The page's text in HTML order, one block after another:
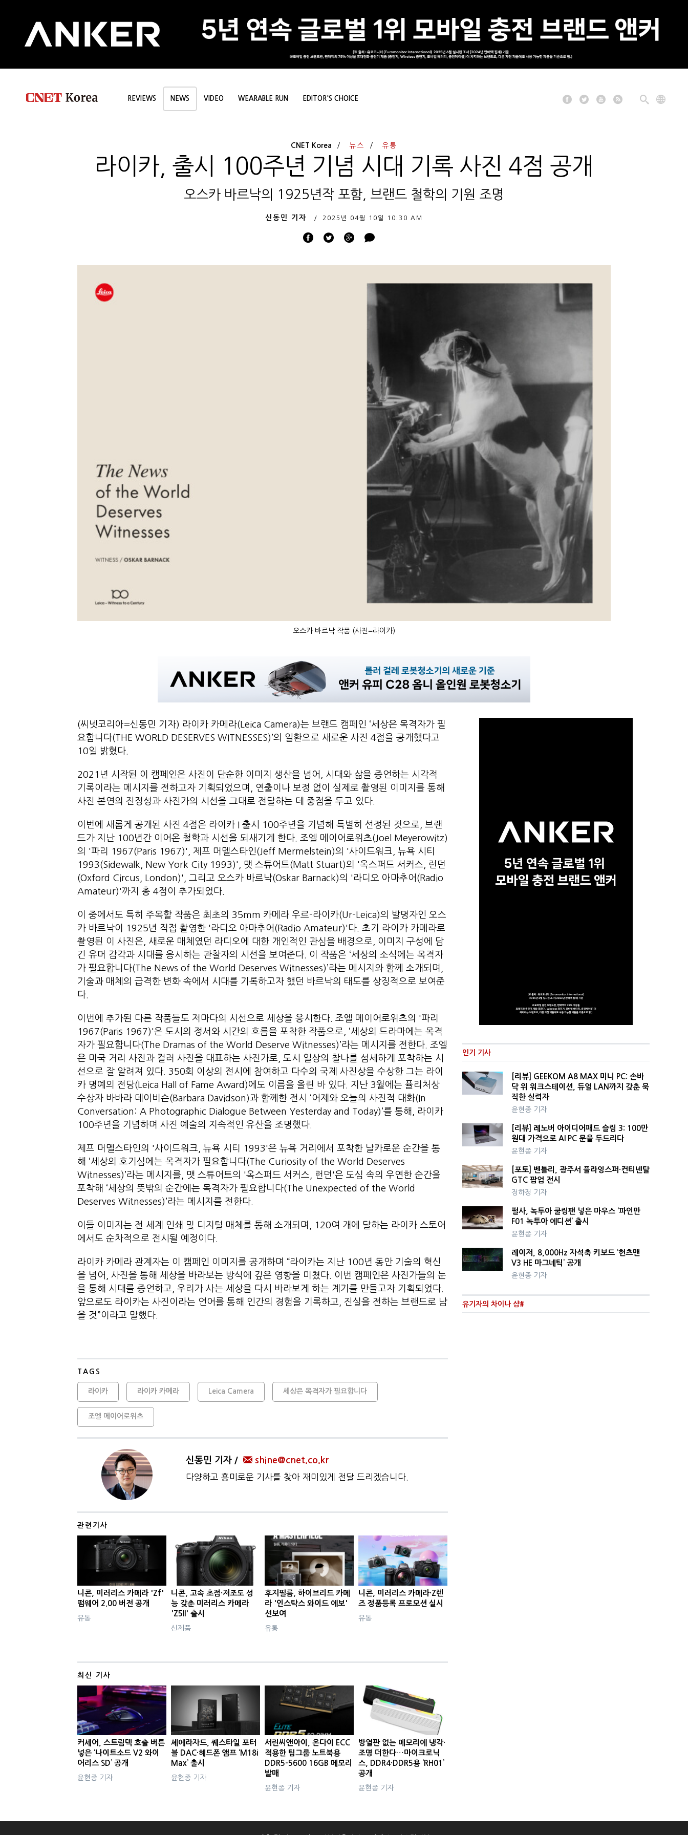
REVIEWS NEWS VIDEO WEARABLE RUN EDITOR'S CHOICE
CNET Korea 뉴스 유통
라이카, 출시 100주년 기념 시대 기록 사진 4점 공개
오스카 바르낙의 1925년작 포함, 브랜드 철학의 기원 조명
신동민 기자 2025년 04월 10일 10:30 AM
오스카 바르낙 작품 (사진=라이카)
(씨넷코리아=신동민 기자) 라이카 카메라(Leica Camera)는 브랜드 캠페인 ‘세상은 목격자가 필
요합니다(THE WORLD DESERVES WITNESSES)’의 일환으로 새로운 사진 4점을 공개했다고
10일 밝혔다.
2021년 시작된 이 캠페인은 사진이 단순한 이미지 생산을 넘어, 시대와 삶을 증언하는 시각적
기록이라는 메시지를 전하고자 기획되었으며, 연출이나 보정 없이 실제로 촬영된 이미지를 통해
사진 본연의 진정성과 사진가의 시선을 그대로 전달하는 데 중점을 두고 있다.
이번에 새롭게 공개된 사진 4점은 라이카 I 출시 100주년을 기념해 특별히 선정된 것으로, 브랜
드가 지난 100년간 이어온 철학과 시선을 되새기게 한다. 조엘 메이어로위츠(Joel Meyerowitz)
의 '파리 1967(Paris 1967)', 제프 머멜스타인(Jeff Mermelstein)의 '사이드워크, 뉴욕 시티
1993(Sidewalk, New York City 1993)', 맷 스튜어트(Matt Stuart)의 '옥스퍼드 서커스, 런던
(Oxford Circus, London)', 그리고 오스카 바르낙(Oskar Barnack)의 '라디오 아마추어(Radio
Amateur)'까지 총 4점이 추가되었다.
이 중에서도 특히 주목할 작품은 최초의 35mm 카메라 우르-라이카(Ur-Leica)의 발명자인 오스
카 바르낙이 1925년 직접 촬영한 '라디오 아마추어(Radio Amateur)'다. 초기 라이카 카메라로
촬영된 이 사진은, 새로운 매체였던 라디오에 대한 개인적인 관심을 배경으로, 이미지 구성에 담
긴 유머 감각과 시대를 응시하는 관찰자의 시선을 보여준다. 이 작품은 ‘세상의 소식에는 목격자
가 필요합니다(The News of the World Deserves Witnesses)’라는 메시지와 함께 소개되며,
기술과 매체의 급격한 변화 속에서 시대를 기록하고자 했던 바르낙의 태도를 상징적으로 보여준
다.
이번에 추가된 다른 작품들도 저마다의 시선으로 세상을 응시한다. 조엘 메이어로위츠의 '파리
1967(Paris 1967)'은 도시의 정서와 시간의 흐름을 포착한 작품으로, ‘세상의 드라마에는 목격
자가 필요합니다(The Dramas of the World Deserve Witnesses)’라는 메시지를 전한다. 조엘
은 미국 거리 사진과 컬러 사진을 대표하는 사진가로, 도시 일상의 찰나를 섬세하게 포착하는 시
선으로 잘 알려져 있다. 350회 이상의 전시에 참여하고 다수의 국제 사진상을 수상한 그는 라이
카 명예의 전당(Leica Hall of Fame Award)에도 이름을 올린 바 있다. 지난 3월에는 퓰리처상
수상자 바바라 데이비슨(Barbara Davidson)과 함께한 전시 ‘어제와 오늘의 사진적 대화(In
Conversation: A Photographic Dialogue Between Yesterday and Today)’를 통해, 라이카
100주년을 기념하며 사진 예술의 지속적인 유산을 조명했다.
제프 머멜스타인의 '사이드워크, 뉴욕 시티 1993'은 뉴욕 거리에서 포착한 날카로운 순간을 통
해 ‘세상의 호기심에는 목격자가 필요합니다(The Curiosity of the World Deserves
Witnesses)’라는 메시지를, 맷 스튜어트의 '옥스퍼드 서커스, 런던'은 도심 속의 우연한 순간을
포착해 ‘세상의 뜻밖의 순간에는 목격자가 필요합니다(The Unexpected of the World
Deserves Witnesses)’라는 메시지를 전한다.
이들 이미지는 전 세계 인쇄 및 디지털 매체를 통해 소개되며, 120여 개에 달하는 라이카 스토어
에서도 순차적으로 전시될 예정이다.
라이카 카메라 관계자는 이 캠페인 이미지를 공개하며 “라이카는 지난 100년 동안 기술의 혁신
을 넘어, 사진을 통해 세상을 바라보는 방식에 깊은 영향을 미쳤다. 이번 캠페인은 사진가들의 눈
을 통해 시대를 증언하고, 우리가 사는 세상을 다시 바라보게 하는 계기를 만들고자 기획되었다.
앞으로도 라이카는 사진이라는 언어를 통해 인간의 경험을 기록하고, 진실을 전하는 브랜드로 남
을 것”이라고 말했다.
TAGS
라이카 라이카 카메라 Leica Camera 세상은 목격자가 필요합니다
조엘 메이어로위츠
신동민 기자 shine@cnet.co.kr
다양하고 흥미로운 기사를 찾아 재미있게 전달 드리겠습니다.
관련기사
니콘, 미러리스 카메라 'Zf'
펌웨어 2.00 버전 공개
유통
니콘, 고속 초점·저조도 성
능 갖춘 미러리스 카메라
'Z5II' 출시
신제품
후지필름, 하이브리드 카메
라 '인스탁스 와이드 에보'
선보여
유통
니콘, 미러리스 카메라·Z렌
즈 정품등록 프로모션 실시
유통
최신 기사
커세어, 스트림덱 호출 버튼
넣은 ‘나이트소드 V2 와이
어리스 SD’ 공개
윤현종 기자
셰에라자드, 퀘스타일 포터
블 DAC·헤드폰 앰프 ‘M18i
Max’ 출시
윤현종 기자
서린씨앤아이, 온다이 ECC
적용한 팀그룹 노트북용
DDR5-5600 16GB 메모리
발매
윤현종 기자
방열판 없는 메모리에 냉각·
조명 더한다…마이크로닉
스, DDR4·DDR5용 ‘RH01’
공개
윤현종 기자
인기 기사
[리뷰] GEEKOM A8 MAX 미니 PC: 손바
닥 위 워크스테이션, 듀얼 LAN까지 갖춘 묵
직한 실력자
윤현종 기자
[리뷰] 레노버 아이디어패드 슬림 3: 100만
원대 가격으로 AI PC 문을 두드리다
윤현종 기자
[포토] 벤틀리, 광주서 플라잉스퍼·컨티넨탈
GTC 팝업 전시
정하정 기자
펄사, 녹투아 쿨링팬 넣은 마우스 ‘파인만
F01 녹투아 에디션’ 출시
윤현종 기자
레이저, 8,000Hz 자석축 키보드 ‘헌츠맨
V3 HE 마그네틱’ 공개
윤현종 기자
유기자의 차이나 샵#